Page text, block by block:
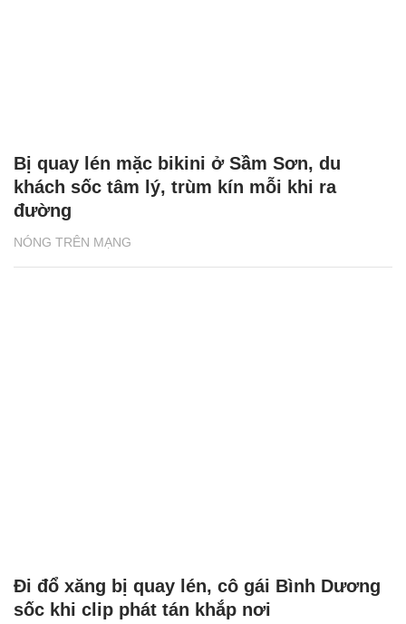
NÓNG TRÊN MẠNG
Bị quay lén mặc bikini ở Sầm Sơn, du
khách sốc tâm lý, trùm kín mỗi khi ra
đường
Đi đổ xăng bị quay lén, cô gái Bình Dương
sốc khi clip phát tán khắp nơi